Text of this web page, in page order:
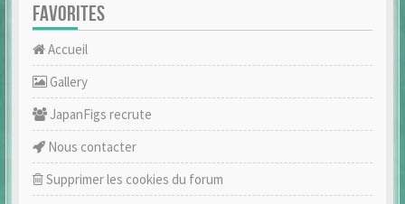
FAVORITES
Accueil
Gallery
JapanFigs recrute
Nous contacter
Supprimer les cookies du forum